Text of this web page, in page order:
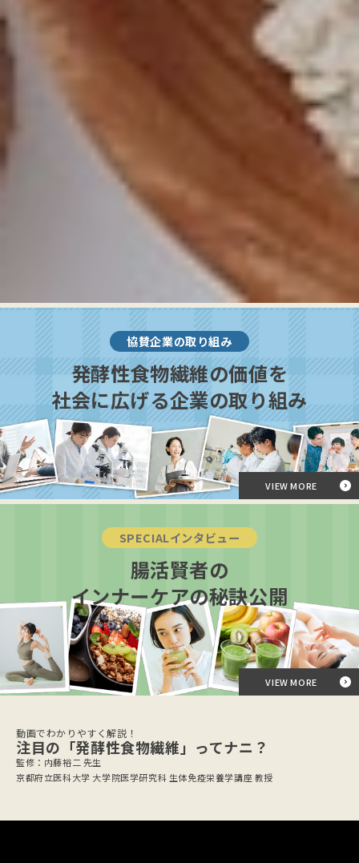
協賛企業の取り組み
発酵性食物繊維の価値を
社会に広げる企業の取り組み
VIEW MORE
SPECIALインタビュー
腸活賢者の
インナーケアの秘訣公開
VIEW MORE
動画でわかりやすく解説！
注目の「発酵性食物繊維」ってナニ？
監修：内藤裕二 先生
京都府立医科大学 大学院医学研究科 生体免疫栄養学講座 教授